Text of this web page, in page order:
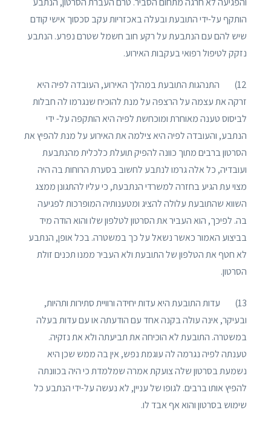
הותקף על-ידי התובעת ובעלה באכזריות עקב סכסוך אישי קודם
שיש להם עם הנתבעת על רקע חוב חשמל שטרם נפרע. הנתבע
נזקק לטיפול רפואי בעקבות האירוע.
12) התנהגות התובעת במהלך האירוע, העובדה לפיה היא
זרקה את עצמה על הרצפה על מנת להוכיח שנגרמו לה חבלות
לביסוס טענה מאוחרת ומוכחשת לפיה היא הותקפה על- ידי
הנתבע, והעובדה לפיה היא צילמה את האירוע על מנת להפיץ את
הסרטון ברבים מתוך כוונה להפיק תועלת כלכלית מהנתבעת
ועובדיה, כל אלה גרמו לנתבע לחשוב בסערת הרוחות בה היה
מצוי עת הגיע בחזרה למשרדי הנתבעת, כי עליו להתגונן ממצג
השווא שהתובעת עלולה להציג ומטענותיה המופרכות לפגיעה
בה. לפיכך, הוא העביר את הסרטון לטלפון שלו והוא הודה מיד
בביצוע האמור כאשר נשאל על כך במשטרה. בכל אופן, הנתבע
לא חטף את הטלפון של התובעת ולא העביר ממנו תכנים זולת
הסרטון.
13) עדות התובעת היא עדות יחידה ורוויית סתירות ותהיות,
ובעיקר, אינה עולה בקנה אחד עם הודעתה או עם עדות בעלה
במשטרה. התובעת לא הוכיחה את תביעתה ולא את נזקיה.
טענתה לפיה נגרמה לה עוגמת נפש, אין בה ממש שכן היא
נשמעת בסרטון שלה צועקת אמרה שמלמדת כי היה בכוונתה
להפיץ אותו ברבים. לגופו של עניין, לא נעשה על-ידי הנתבע כל
שימוש בסרטון והוא אף אבד לו.